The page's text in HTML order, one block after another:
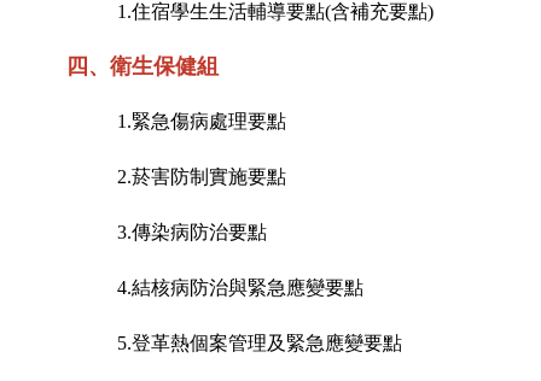
1.住宿學生生活輔導要點(含補充要點)
四、衛生保健組
1.緊急傷病處理要點
2.菸害防制實施要點
3.傳染病防治要點
4.結核病防治與緊急應變要點
5.登革熱個案管理及緊急應變要點